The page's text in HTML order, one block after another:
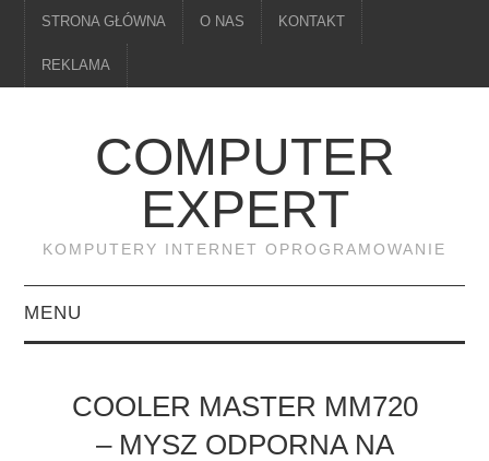
STRONA GŁÓWNA O NAS KONTAKT
REKLAMA
COMPUTER
EXPERT
KOMPUTERY INTERNET OPROGRAMOWANIE
MENU
DRUKARKI
COOLER MASTER MM720
– MYSZ ODPORNA NA